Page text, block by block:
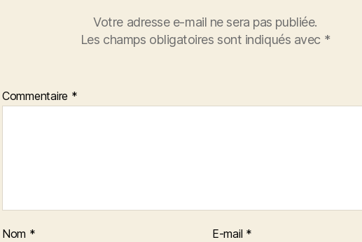
Votre adresse e-mail ne sera pas publiée.
Les champs obligatoires sont indiqués avec *
Commentaire *
Nom * E-mail *